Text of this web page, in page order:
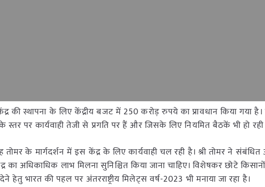
केंद्र की स्थापना के लिए केंद्रीय बजट में 250 करोड़ रुपये का प्रावधान किया गया
स्तर पर कार्यवाही तेजी से प्रगति पर हैं और जिसके लिए नियमित बैठकें भी हो
तोमर के मार्गदर्शन में इस केंद्र के लिए कार्यवाही चल रही है। श्री तोमर ने
का अधिकाधिक लाभ मिलना सुनिश्चित किया जाना चाहिए। विशेषकर छोटे
हेतु भारत की पहल पर अंतरराष्ट्रीय मिलेट्स वर्ष-2023 भी मनाया जा रहा है।